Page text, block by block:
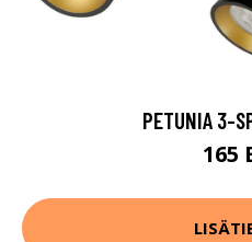
PETUNIA 3-
165